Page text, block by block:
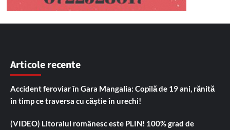
Articole recente
Accident feroviar în Gara Mangalia: Copilă de 19 ani, rănită
în timp ce traversa cu căștie în urechi!
(VIDEO) Litoralul românesc este PLIN! 100% grad de